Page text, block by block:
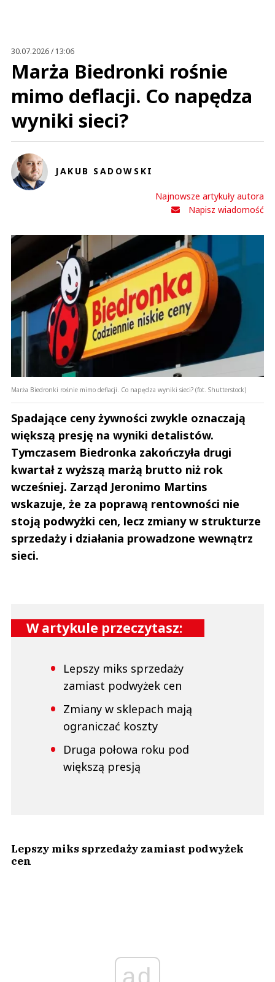
30.07.2026 / 13:06
Marża Biedronki rośnie
mimo deflacji. Co napędza
wyniki sieci?
JAKUB SADOWSKI
Najnowsze artykuły autora
Napisz wiadomość
Marża Biedronki rośnie mimo deflacji. Co napędza wyniki sieci? (fot. Shutterstock)
Spadające ceny żywności zwykle oznaczają
większą presję na wyniki detalistów.
Tymczasem Biedronka zakończyła drugi
kwartał z wyższą marżą brutto niż rok
wcześniej. Zarząd Jeronimo Martins
wskazuje, że za poprawą rentowności nie
stoją podwyżki cen, lecz zmiany w strukturze
sprzedaży i działania prowadzone wewnątrz
sieci.
W artykule przeczytasz:
Lepszy miks sprzedaży
zamiast podwyżek cen
Zmiany w sklepach mają
ograniczać koszty
Druga połowa roku pod
większą presją
Lepszy miks sprzedaży zamiast podwyżek
cen
ad